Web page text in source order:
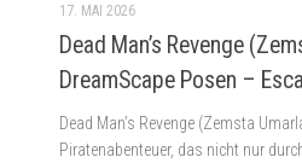
17. MAI 2026
Dead Man’s Revenge
DreamScape Posen –
Dead Man’s Revenge (Zemsta
Piratenabenteuer, das nicht nur